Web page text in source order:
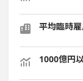
平均臨時
1000億円